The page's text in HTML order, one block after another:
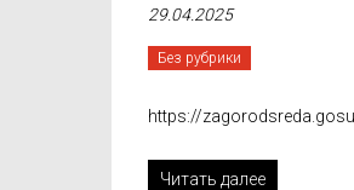
29.04.2025
Без рубрики
https://
Читать далее